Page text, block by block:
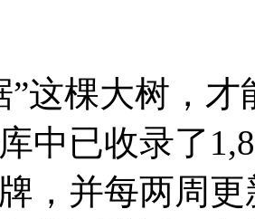
”这棵大树，
中已收录了
，并每两周